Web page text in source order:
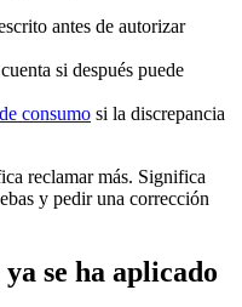
antes de autorizar
si después puede
consumo si la discrepancia
reclamar más. Significa
y pedir una corrección
se ha aplicado